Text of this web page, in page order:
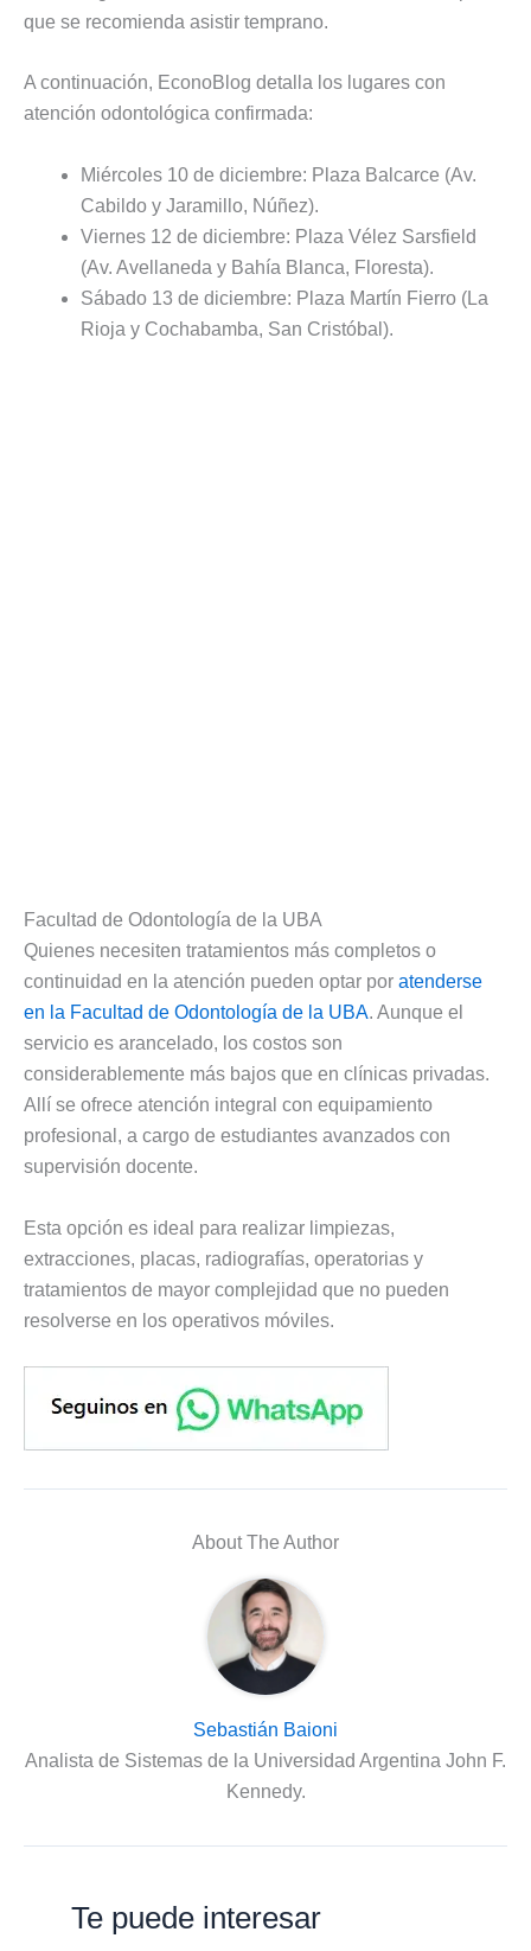
que se recomienda asistir temprano.
A continuación, EconoBlog detalla los lugares con
atención odontológica confirmada:
Miércoles 10 de diciembre: Plaza Balcarce (Av.
Cabildo y Jaramillo, Núñez).
Viernes 12 de diciembre: Plaza Vélez Sarsfield
(Av. Avellaneda y Bahía Blanca, Floresta).
Sábado 13 de diciembre: Plaza Martín Fierro (La
Rioja y Cochabamba, San Cristóbal).
Facultad de Odontología de la UBA
Quienes necesiten tratamientos más completos o
continuidad en la atención pueden optar por atenderse
en la Facultad de Odontología de la UBA. Aunque el
servicio es arancelado, los costos son
considerablemente más bajos que en clínicas privadas.
Allí se ofrece atención integral con equipamiento
profesional, a cargo de estudiantes avanzados con
supervisión docente.
Esta opción es ideal para realizar limpiezas,
extracciones, placas, radiografías, operatorias y
tratamientos de mayor complejidad que no pueden
resolverse en los operativos móviles.
About The Author
Sebastián Baioni
Analista de Sistemas de la Universidad Argentina John F.
Kennedy.
Te puede interesar